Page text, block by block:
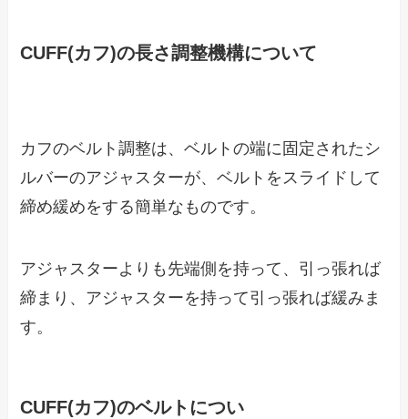
CUFF(カフ)の長さ調整機構について
カフのベルト調整は、ベルトの端に固定されたシ
ルバーのアジャスターが、ベルトをスライドして
締め緩めをする簡単なものです。
アジャスターよりも先端側を持って、引っ張れば
締まり、アジャスターを持って引っ張れば緩みま
す。
CUFF(カフ)のベルトについ